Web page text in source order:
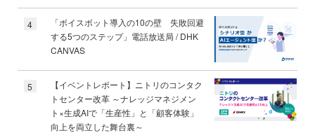
4
「ボイスボット導入の10の壁 失敗回避
する5つのステップ」電話放送局 / DHK
CANVAS
5
【イベントレポート】ニトリのコンタク
トセンター改革 ～ナレッジマネジメン
ト×生成AIで「生産性」と「顧客体験」
向上を両立した舞台裏～